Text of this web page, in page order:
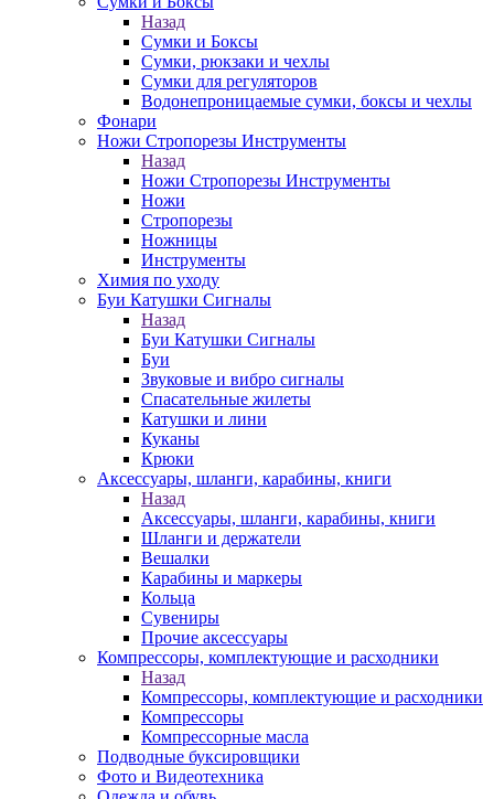
Назад
Сумки и Боксы
Сумки, рюкзаки и чехлы
Сумки для регуляторов
Водонепроницаемые сумки, боксы и чехлы
Фонари
Ножи Стропорезы Инструменты
Назад
Ножи Стропорезы Инструменты
Ножи
Стропорезы
Ножницы
Инструменты
Химия по уходу
Буи Катушки Сигналы
Назад
Буи Катушки Сигналы
Буи
Звуковые и вибро сигналы
Спасательные жилеты
Катушки и лини
Куканы
Крюки
Аксессуары, шланги, карабины, книги
Назад
Аксессуары, шланги, карабины, книги
Шланги и держатели
Вешалки
Карабины и маркеры
Кольца
Сувениры
Прочие аксессуары
Компрессоры, комплектующие и расходники
Назад
Компрессоры, комплектующие и расходники
Компрессоры
Компрессорные масла
Подводные буксировщики
Фото и Видеотехника